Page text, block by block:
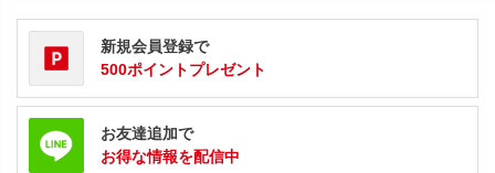
新規会員登録で
500ポイントプレゼント
お友達追加で
お得な情報を配信中